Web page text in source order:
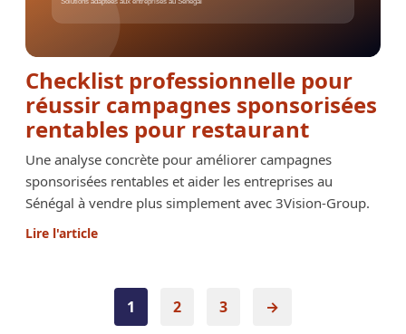
Checklist professionnelle pour
réussir campagnes sponsorisées
rentables pour restaurant
Une analyse concrète pour améliorer campagnes
sponsorisées rentables et aider les entreprises au
Sénégal à vendre plus simplement avec 3Vision-Group.
Lire l'article
Pagination
1 2 3 →